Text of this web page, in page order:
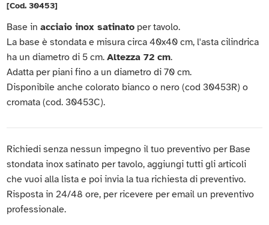
[Cod. 30453]
Base inacciaio inox satinato per tavolo.
La base è stondata e misura circa 40x40 cm, l'asta cilindrica
ha un diametro di 5 cm.Altezza 72 cm.
Adatta per piani fino a un diametro di 70 cm.
Disponibile anche colorato bianco o nero (cod 30453R) o
cromata (cod. 30453C).
Richiedi senza nessun impegno il tuo preventivo per Base
stondata inox satinato per tavolo, aggiungi tutti gli articoli
che vuoi alla lista e poi invia la tua richiesta di preventivo.
Risposta in 24/48 ore, per ricevere per email un preventivo
professionale.